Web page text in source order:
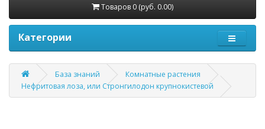
Товаров 0 (руб. 0.00)
Категории
База знаний
Комнатные растения
Нефритовая лоза, или Стронгилодон крупнокистевой